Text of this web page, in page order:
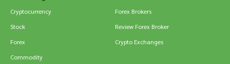
Cryptocurrency
Stock
Forex
Commodity
Forex Brokers
Review Forex Broker
Crypto Exchanges